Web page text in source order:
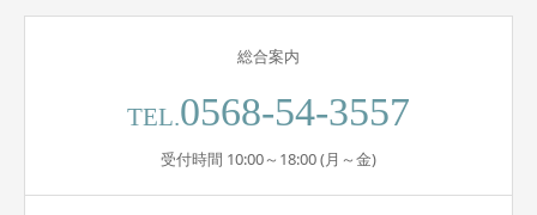
総合案内
TEL.0568-54-3557
受付時間 10:00～18:00 (月～金)